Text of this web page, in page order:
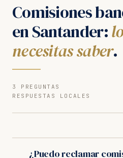
Comisiones
en Santander:
necesitas saber.
3 PREGUNTAS
RESPUESTAS LOCALES
¿Puedo reclamar